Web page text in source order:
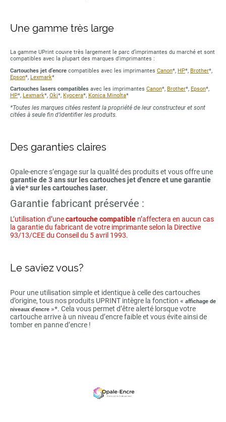
Une gamme très large
La gamme UPrint couvre très largement le parc d’imprimantes du marché et sont
compatibles avec la plupart des marques d'imprimantes :
Cartouches jet d’encre compatibles avec les imprimantes Canon*, HP*, Brother*,
Epson*, Lexmark*
Cartouches lasers compatibles avec les imprimantes Canon*, Brother*, Epson*,
HP*, Lexmark*, Oki*, Kyocera*, Konica Minolta*
*Toutes les marques citées restent la propriété de leur constructeur et sont
citées à seule fin d’identifier les produits.
Des garanties claires
Opale-encre s’engage sur la qualité des produits et vous offre une
garantie de 3 ans sur les cartouches jet d'encre et une garantie
à vie* sur les cartouches laser.
Garantie fabricant préservée :
L’utilisation d’unecartouche compatible n’affectera en aucun cas
la garantie du fabricant de votre imprimante selon la Directive
93/13/CEE du Conseil du 5 avril 1993.
Le saviez vous?
Pour une utilisation simple et identique à celle des cartouches
d’origine, tous nos produits UPRINT intègre la fonction « affichage de
niveaux d’encre »*. Cela vous permet d’être alerté lorsque votre
cartouche arrive à un niveau d’encre faible et vous évite ainsi de
tomber en panne d’encre !